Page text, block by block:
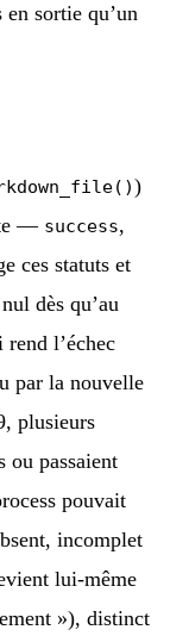
sortie qu’un
)
— success,
ces statuts et
dès qu’au
l’échec
par la nouvelle
plusieurs
ou passaient
pouvait
incomplet
lui-même
»), distinct